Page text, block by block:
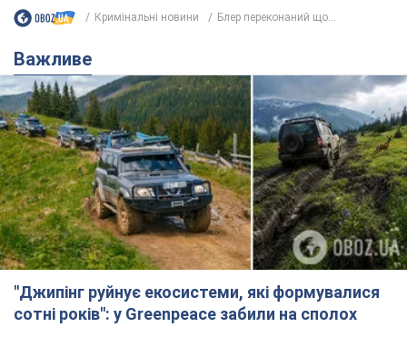
Кримінальні новини Блер переконаний що...
Важливе
"Джипінг руйнує екосистеми, які формувалися
сотні років": у Greenpeace забили на сполох